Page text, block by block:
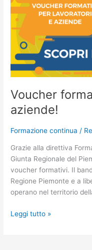
Voucher
aziende!
Formazione continua /
Grazie alla direttiva
Giunta Regionale del
voucher formativi. Il
Regione Piemonte e a
operano nel territorio
formativi
per
lavoratori
aziende!
Leggi tutto »